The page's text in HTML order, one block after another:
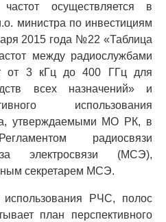
осуществляется в
министра по инвестициям
2015 года №22 «Таблица
между радиослужбами
от 3 кГц до 400 ГГц для
всех назначений» и
использования
утверждаемыми МО РК, в
радиосвязи
электросвязи (МСЭ),
секретарем МСЭ.
РЧС, полос
план перспективного